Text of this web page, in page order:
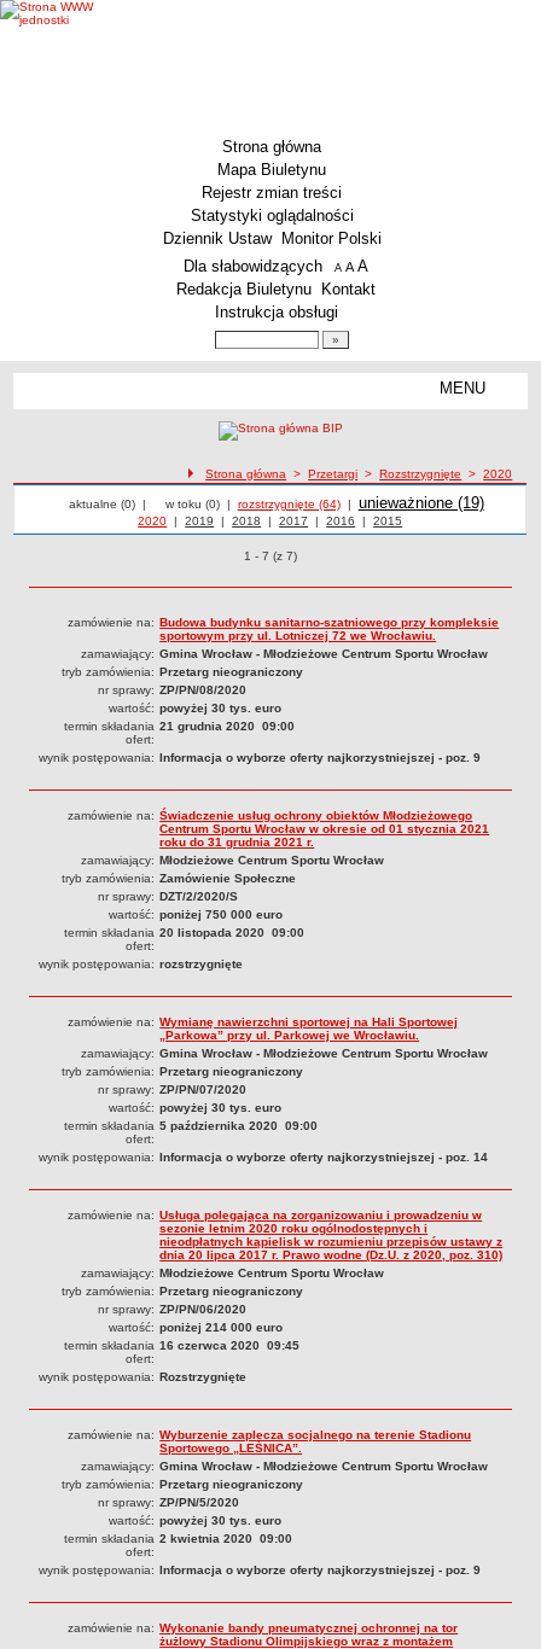
Strona główna
Mapa Biuletynu
Rejestr zmian treści
Statystyki oglądalności
Dziennik Ustaw
Monitor Polski
Menu dodatkowe
Dla słabowidzących A pomniejsz czcionkę
A standardowy rozmiar czcionki
A
Redakcja Biuletynu
Kontakt
Instrukcja obsługi
MENU
KSeF – wystawianie faktur dla MCS Wrocław
Status prawny
Dokumenty organizacyjne
Majątek
Przyjmowanie i załatwianie spraw
Archiwum postępowań
Praca
RODO
Kontrole
Petycje
Rejestr wniosków o udostępnienie informacji publicznej
Deklaracja dostępności
Plan postepowań o udzielenie zamówień na rok 2026
SPRAWOZDANIA
Sprawozdania finansowe 2020
Sprawozdania finansowe 2021
Sprawozdania finansowe 2022
Sprawozdania finansowe 2023
Sprawozdania finansowe 2024
Sprawozdania finansowe 2025
ścieżka nawigacji
Strona główna >Przetargi >Rozstrzygnięte >2020
Przetargi rozstrzygnięte z 2020 roku
Przetargi
aktualne (0)| Przetargi
w toku (0)| rozstrzygnięte (64)| Przetargi
unieważnione (19)
Przetargi z roku
2020 |Przetargi z roku
2019 |Przetargi z roku
2018 |Przetargi z roku
2017 |Przetargi z roku
2016 |Przetargi z roku
2015
Przetargi o pozycjach
1 - 7 (z 7)
zamówienie na: Budowa budynku sanitarno-szatniowego przy kompleksie
sportowym przy ul. Lotniczej 72 we Wrocławiu.
zamawiający: Gmina Wrocław - Młodzieżowe Centrum Sportu Wrocław
tryb zamówienia: Przetarg nieograniczony
nr sprawy: ZP/PN/08/2020
wartość: powyżej 30 tys. euro
termin składania
ofert:
21 grudnia 2020 09:00
wynik postępowania: Informacja o wyborze oferty najkorzystniejszej - poz. 9
zamówienie na: Świadczenie usług ochrony obiektów Młodzieżowego
Centrum Sportu Wrocław w okresie od 01 stycznia 2021
roku do 31 grudnia 2021 r.
zamawiający: Młodzieżowe Centrum Sportu Wrocław
tryb zamówienia: Zamówienie Społeczne
nr sprawy: DZT/2/2020/S
wartość: poniżej 750 000 euro
termin składania
ofert:
20 listopada 2020 09:00
wynik postępowania: rozstrzygnięte
zamówienie na: Wymianę nawierzchni sportowej na Hali Sportowej
„Parkowa” przy ul. Parkowej we Wrocławiu.
zamawiający: Gmina Wrocław - Młodzieżowe Centrum Sportu Wrocław
tryb zamówienia: Przetarg nieograniczony
nr sprawy: ZP/PN/07/2020
wartość: powyżej 30 tys. euro
termin składania
ofert:
5 października 2020 09:00
wynik postępowania: Informacja o wyborze oferty najkorzystniejszej - poz. 14
zamówienie na: Usługa polegająca na zorganizowaniu i prowadzeniu w
sezonie letnim 2020 roku ogólnodostępnych i
nieodpłatnych kąpielisk w rozumieniu przepisów ustawy z
dnia 20 lipca 2017 r. Prawo wodne (Dz.U. z 2020, poz. 310)
zamawiający: Młodzieżowe Centrum Sportu Wrocław
tryb zamówienia: Przetarg nieograniczony
nr sprawy: ZP/PN/06/2020
wartość: poniżej 214 000 euro
termin składania
ofert:
16 czerwca 2020 09:45
wynik postępowania: Rozstrzygnięte
zamówienie na: Wyburzenie zaplecza socjalnego na terenie Stadionu
Sportowego „LEŚNICA”.
zamawiający: Gmina Wrocław - Młodzieżowe Centrum Sportu Wrocław
tryb zamówienia: Przetarg nieograniczony
nr sprawy: ZP/PN/5/2020
wartość: powyżej 30 tys. euro
termin składania
ofert:
2 kwietnia 2020 09:00
wynik postępowania: Informacja o wyborze oferty najkorzystniejszej - poz. 9
zamówienie na: Wykonanie bandy pneumatycznej ochronnej na tor
żużlowy Stadionu Olimpijskiego wraz z montażem